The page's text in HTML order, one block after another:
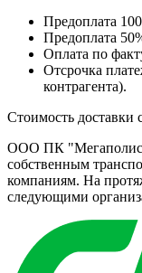
Предоплата
Предоплата
Оплата по
Отсрочка
контрагента).
Стоимость доставки
ООО ПК "Мегаполис"
собственным
компаниям. На
следующими